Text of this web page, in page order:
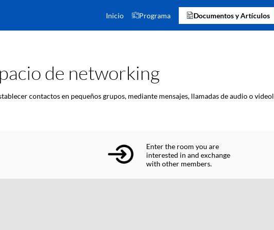
Inicio Programa Documentos y Artículos
de networking
contactos en pequeños grupos, mediante mensajes, llamadas de audio o
Enter the room you are
interested in and exchange
with other members.